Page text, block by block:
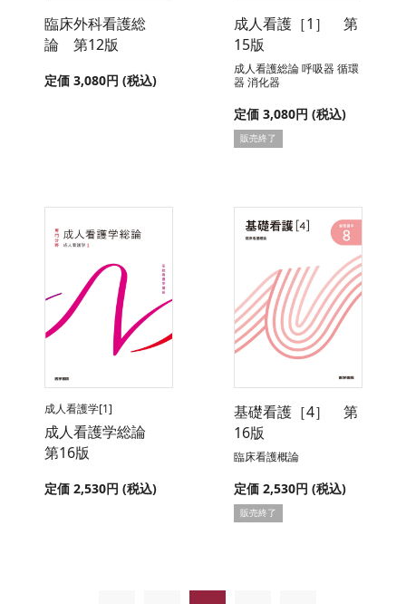
臨床外科看護総
論 第12版
定価 3,080円 (税込)
成人看護［1］ 第
15版
成人看護総論 呼吸器 循環
器 消化器
定価 3,080円 (税込)
販売終了
成人看護学[1]
成人看護学総論
第16版
定価 2,530円 (税込)
基礎看護［4］ 第
16版
臨床看護概論
定価 2,530円 (税込)
販売終了